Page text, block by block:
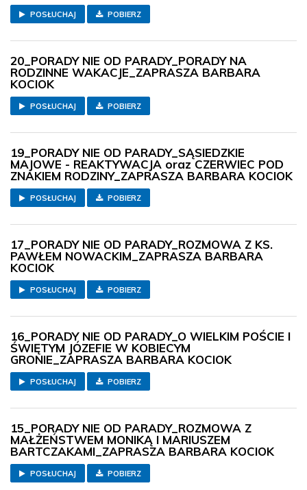
POSŁUCHAJ POBIERZ
20_PORADY NIE OD PARADY_PORADY NA
RODZINNE WAKACJE_ZAPRASZA BARBARA
KOCIOK
POSŁUCHAJ POBIERZ
19_PORADY NIE OD PARADY_SĄSIEDZKIE
MAJOWE - REAKTYWACJA oraz CZERWIEC POD
ZNAKIEM RODZINY_ZAPRASZA BARBARA KOCIOK
POSŁUCHAJ POBIERZ
17_PORADY NIE OD PARADY_ROZMOWA Z KS.
PAWŁEM NOWACKIM_ZAPRASZA BARBARA
KOCIOK
POSŁUCHAJ POBIERZ
16_PORADY NIE OD PARADY_O WIELKIM POŚCIE I
ŚWIĘTYM JÓZEFIE W KOBIECYM
GRONIE_ZAPRASZA BARBARA KOCIOK
POSŁUCHAJ POBIERZ
15_PORADY NIE OD PARADY_ROZMOWA Z
MAŁŻEŃSTWEM MONIKĄ I MARIUSZEM
BARTCZAKAMI_ZAPRASZA BARBARA KOCIOK
POSŁUCHAJ POBIERZ